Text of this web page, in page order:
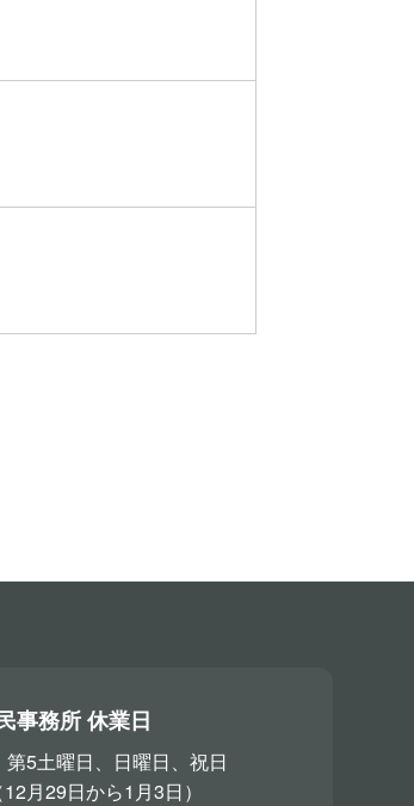
事務所 休業日
5土曜日、日曜日、祝日
月29日から1月3日）